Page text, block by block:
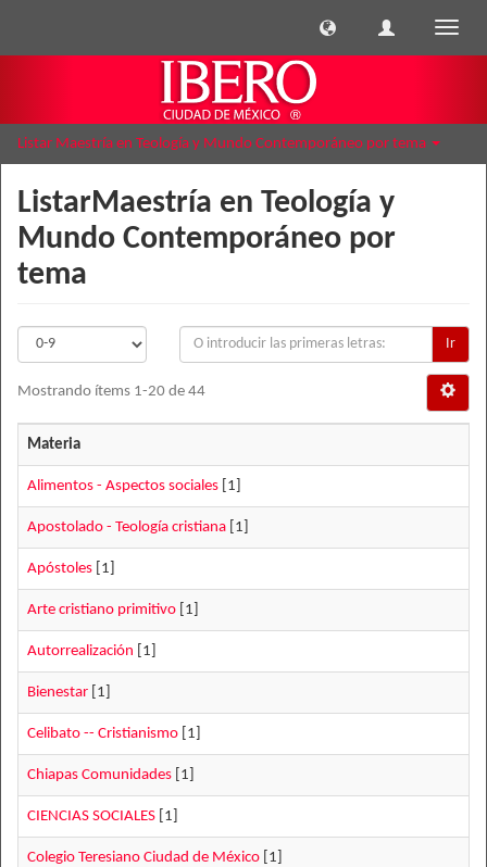
Listar Maestría en Teología y Mundo Contemporáneo por tema
ListarMaestría en Teología y
Mundo Contemporáneo por
tema
Ir
Mostrando ítems 1-20 de 44
Materia
Alimentos - Aspectos sociales [1]
Apostolado - Teología cristiana [1]
Apóstoles [1]
Arte cristiano primitivo [1]
Autorrealización [1]
Bienestar [1]
Celibato -- Cristianismo [1]
Chiapas Comunidades [1]
CIENCIAS SOCIALES [1]
Colegio Teresiano Ciudad de México [1]